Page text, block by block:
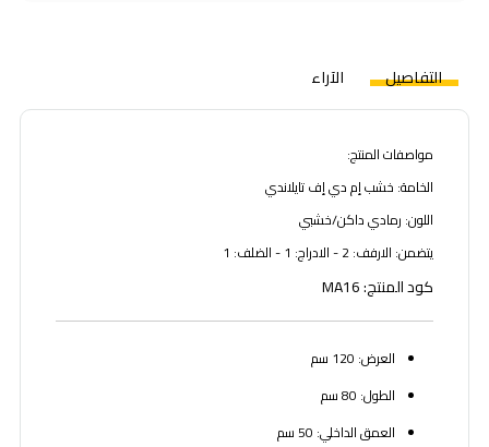
التفاصيل الآراء
مواصفات المنتج:
الخامة: خشب إم دي إف تايلاندي
اللون: رمادي داكن/خشبي
يتضمن: الارفف: 2 - الادراج: 1 - الضلف: 1
كود المنتج: MA16
العرض: 120 سم
الطول: 80 سم
العمق الداخلي: 50 سم